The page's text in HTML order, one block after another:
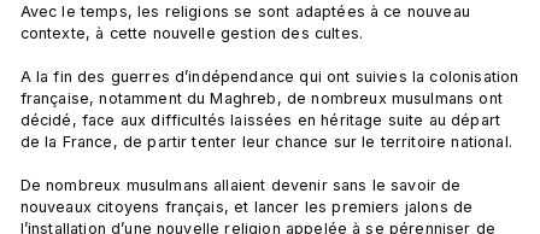
Avec le temps, les religions se sont adaptées à ce nouveau
contexte, à cette nouvelle gestion des cultes.
A la fin des guerres d’indépendance qui ont suivies la colonisation
française, notamment du Maghreb, de nombreux musulmans ont
décidé, face aux difficultés laissées en héritage suite au départ
de la France, de partir tenter leur chance sur le territoire national.
De nombreux musulmans allaient devenir sans le savoir de
nouveaux citoyens français, et lancer les premiers jalons de
l’installation d’une nouvelle religion appelée à se pérenniser de